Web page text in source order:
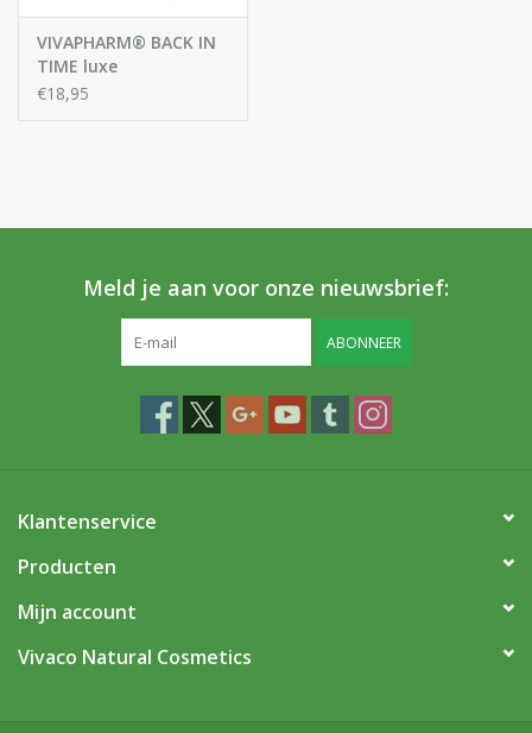
VIVAPHARM® BACK IN
TIME luxe
beschermende
€18,95
Meld je aan voor onze nieuwsbrief:
ABONNEER
Klantenservice
Producten
Mijn account
Vivaco Natural Cosmetics